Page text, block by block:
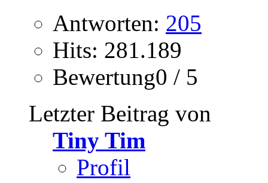
Antworten: 205
Hits: 281.189
Bewertung0 / 5
Letzter Beitrag von
Tiny Tim
Profil